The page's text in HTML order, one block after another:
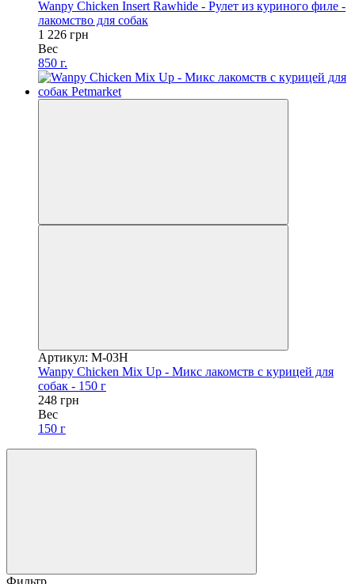
Wanpy Chicken Insert Rawhide - Рулет из куриного филе -
лакомство для собак
1 226 грн
Вес
850 г.
Артикул: M-03H
Wanpy Chicken Mix Up - Микс лакомств с курицей для
собак - 150 г
248 грн
Вес
150 г
Фильтр